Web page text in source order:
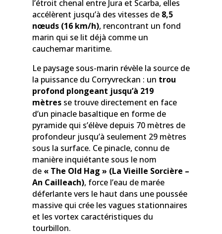
l’étroit chenal entre Jura et Scarba, elles
accélèrent jusqu’à des vitesses de 8,5
nœuds (16 km/h), rencontrant un fond
marin qui se lit déjà comme un
cauchemar maritime.
Le paysage sous-marin révèle la source de
la puissance du Corryvreckan : un trou
profond plongeant jusqu’à 219
mètresse trouve directement en face
d’un pinacle basaltique en forme de
pyramide qui s’élève depuis 70 mètres de
profondeur jusqu’à seulement 29 mètres
sous la surface. Ce pinacle, connu de
manière inquiétante sous le nom
de « The Old Hag » (La Vieille Sorcière –
An Cailleach), force l’eau de marée
déferlante vers le haut dans une poussée
massive qui crée les vagues stationnaires
et les vortex caractéristiques du
tourbillon.